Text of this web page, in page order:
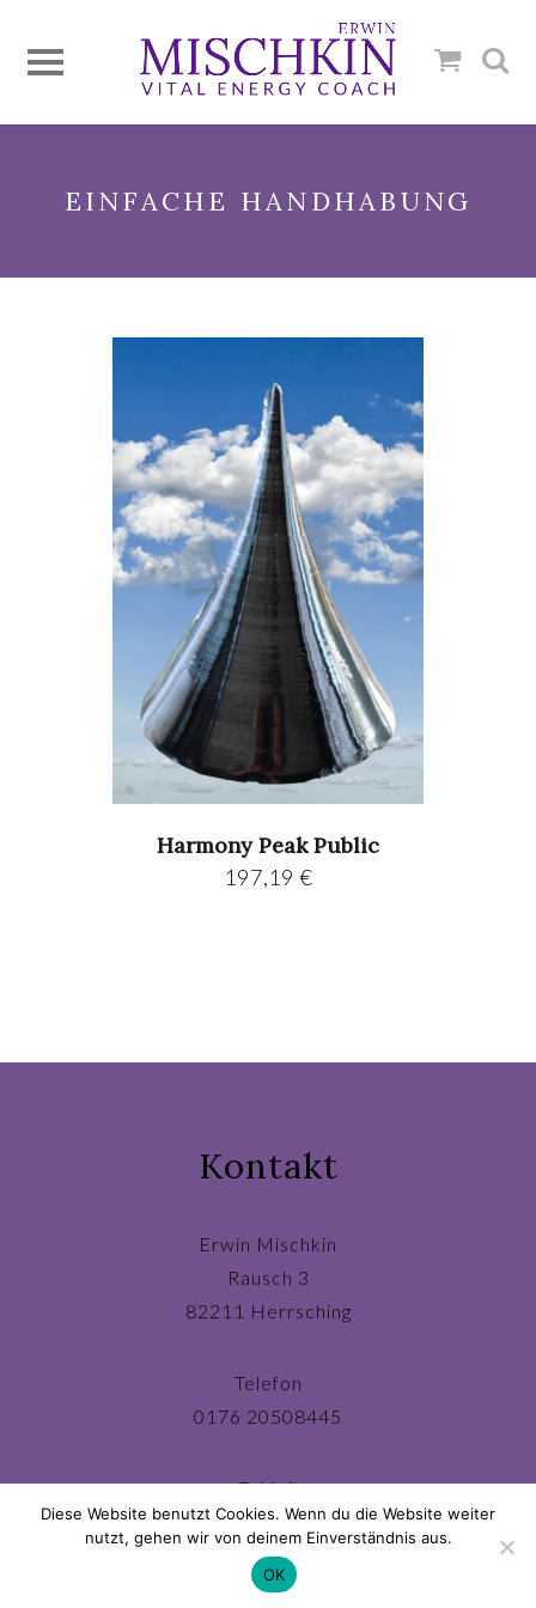
EINFACHE HANDHABUNG
Harmony Peak Public
197,19 €
Kontakt
Erwin Mischkin
Rausch 3
82211 Herrsching
Telefon
0176 20508445
E-Mail
ichbin@erwinmischkin.de
Diese Website benutzt Cookies. Wenn du die Website weiter
nutzt, gehen wir von deinem Einverständnis aus.
OK